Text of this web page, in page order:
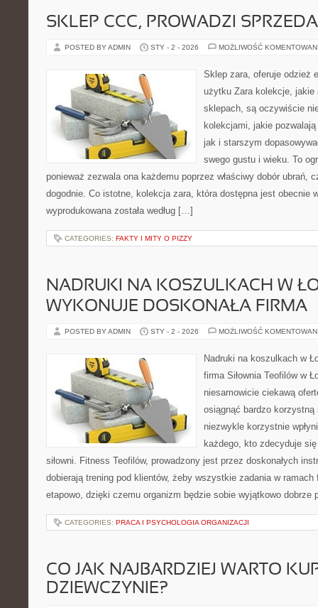
SKLEP CCC, PROWADZI
POSTED BY ADMIN STY - 2 - 2026 MOŻLIWOŚĆ
Sklep zara, oferuje odzież
użytku Zara kolekcje, jakie
sklepach, są oczywiście
kolekcjami, jakie
jak i starszym
swego gustu i wieku. To
ponieważ zezwala ona każdemu poprzez właściwy dobór ubrań,
dogodnie. Co istotne, kolekcja zara, która dostępna jest obecnie
wyprodukowana została według […]
CATEGORIES: FAKTY I MITY O PIZZY
NADRUKI NA KOSZULKACH W
WYKONUJE DOSKONAŁA FIRMA
POSTED BY ADMIN STY - 2 - 2026 MOŻLIWOŚĆ
Nadruki na koszulkach w
firma Siłownia Teofilów w
niesamowicie ciekawą
osiągnąć bardzo
niezwykle korzystnie
każdego, kto zdecyduje
siłowni. Fitness Teofilów, prowadzony jest przez doskonałych
dobierają trening pod klientów, żeby wszystkie zadania w ramach
etapowo, dzięki czemu organizm będzie sobie wyjątkowo
CATEGORIES: PRACA I PSYCHOLOGIA ORGANIZACJI
CO JAK NAJBARDZIEJ WARTO
DZIEWCZYNIE?